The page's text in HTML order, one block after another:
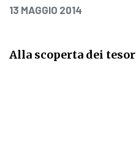
PUBBLICATO IL
13 MAGGIO 2014
Alla scoperta dei